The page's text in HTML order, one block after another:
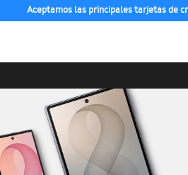
Aceptamos las principales tarjetas de